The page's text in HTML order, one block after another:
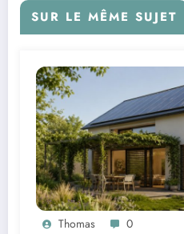
SUR LE MÊME SUJET
Thomas 0